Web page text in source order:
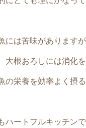
には苦味があります
大根おろしには消化
の栄養を効率よく摂
ハートフルキッチン